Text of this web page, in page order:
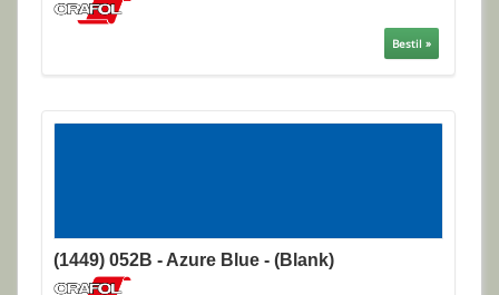
Bestil »
(1449) 052B - Azure Blue - (Blank)